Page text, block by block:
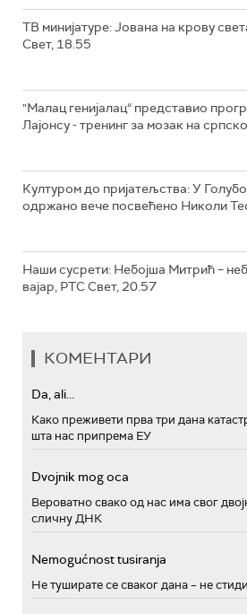
ТВ минијатуре: Јована на крову
Свет, 18.55
"Малац генијалац“ представио
Лајонсу - тренинг за мозак на
Културом до пријатељства: У
одржано вече посвећено Николи
Наши сусрети: Небојша Митрић –
вајар, РТС Свет, 20.57
КОМЕНТАРИ
Da, ali...
Како преживети прва три дана
шта нас припрема ЕУ
Dvojnik mog oca
Вероватно свако од нас има свог
сличну ДНК
Nemogućnost tusiranja
Не туширате се сваког дана – не